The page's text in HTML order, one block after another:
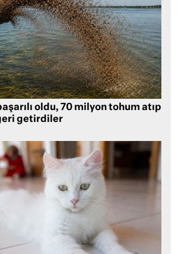
oldu, 70 milyon tohum atıp
getirdiler